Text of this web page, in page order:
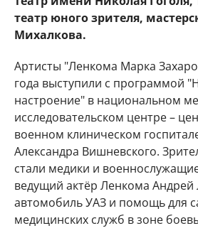
театр юного зрителя,
Михалкова.
Артисты "Ленкома Марка
года выступили с программой
настроение" в национальном
исследовательском центре –
военном клиническом
Александра Вишневского.
стали медики и
ведущий актёр Ленкома Андрей
автомобиль УАЗ и помощь для
медицинских служб в зоне